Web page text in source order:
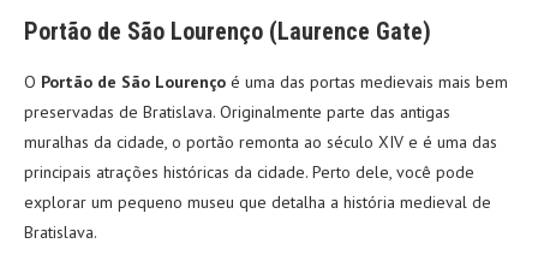
Portão de São Lourenço (Laurence Gate)
O Portão de São Lourenço é uma das portas medievais mais bem
preservadas de Bratislava. Originalmente parte das antigas
muralhas da cidade, o portão remonta ao século XIV e é uma das
principais atrações históricas da cidade. Perto dele, você pode
explorar um pequeno museu que detalha a história medieval de
Bratislava.